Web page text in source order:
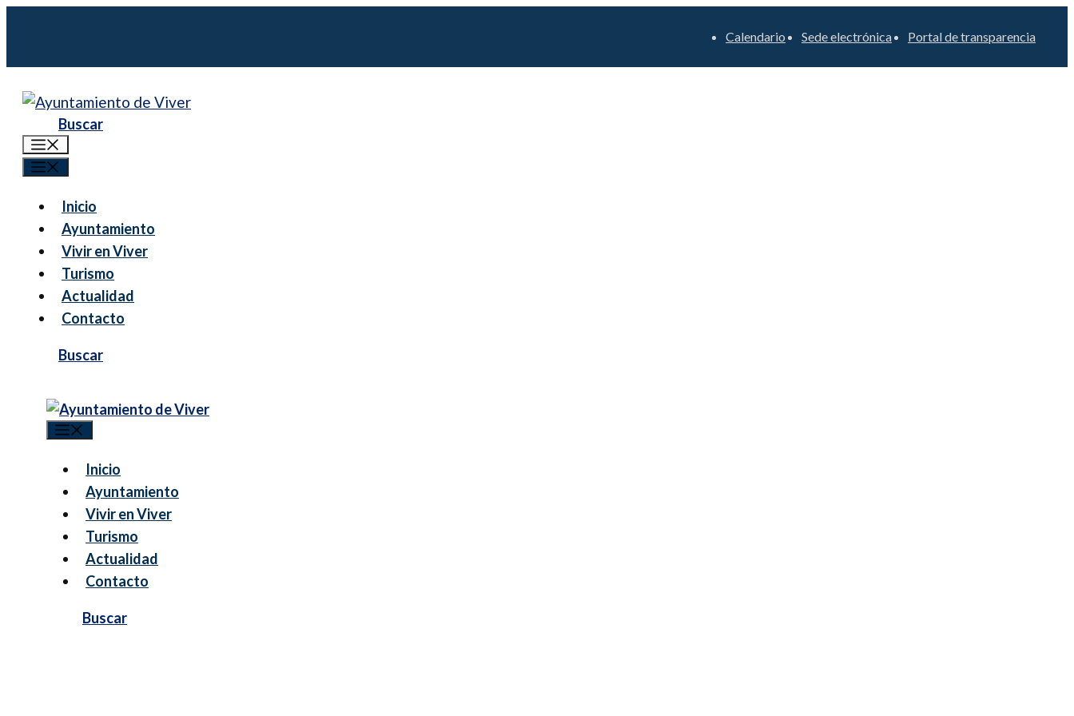
Calendario Sede electrónica Portal de transparencia
Menú
Menú
Inicio
Ayuntamiento
Vivir en Viver
Turismo
Actualidad
Contacto
Menú
Inicio
Ayuntamiento
Vivir en Viver
Turismo
Actualidad
Contacto